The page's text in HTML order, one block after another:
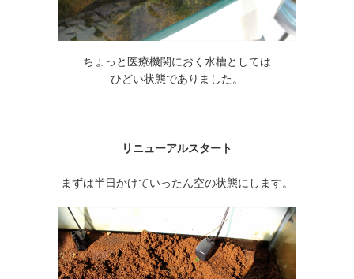
ちょっと医療機関におく水槽としては
ひどい状態でありました。
リニューアルスタート
まずは半日かけていったん空の状態にします。